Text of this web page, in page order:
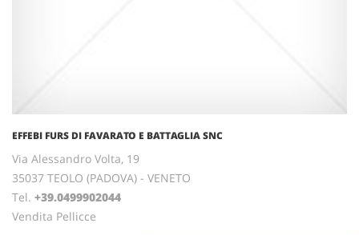
EFFEBI FURS DI FAVARATO E BATTAGLIA SNC
Via Alessandro Volta, 19
35037 TEOLO (PADOVA) - VENETO
Tel. +39.0499902044
Vendita Pellicce